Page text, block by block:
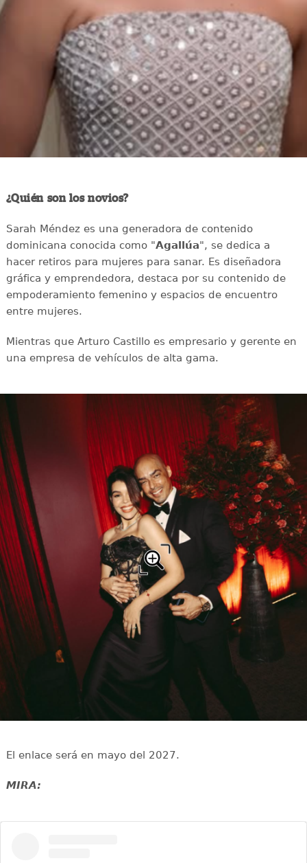
¿Quién son los novios?
Sarah Méndez es una generadora de contenido
dominicana conocida como "Agallúa", se dedica a
hacer retiros para mujeres para sanar. Es diseñadora
gráfica y emprendedora, destaca por su contenido de
empoderamiento femenino y espacios de encuentro
entre mujeres.
Mientras que Arturo Castillo es empresario y gerente en
una empresa de vehículos de alta gama.
El enlace será en mayo del 2027.
MIRA: